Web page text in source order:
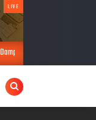
LIVE
Air Bersih